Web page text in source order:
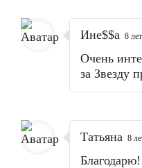
Ине$$a 8
Очень
за Звезду
Татьяна 8